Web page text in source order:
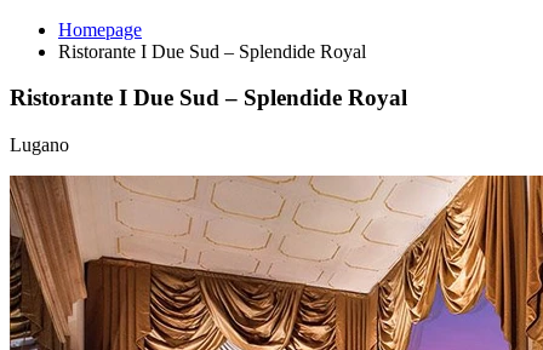
Homepage
Ristorante I Due Sud – Splendide Royal
Ristorante I Due Sud – Splendide Royal
Lugano